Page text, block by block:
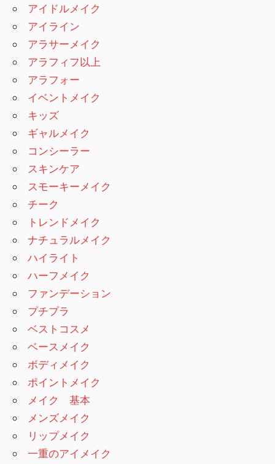
アイドルメイク
アイライン
アラサーメイク
アラフィフ以上
アラフォー
イベントメイク
キッズ
ギャルメイク
コンシーラー
スキンケア
スモーキーメイク
チーク
トレンドメイク
ナチュラルメイク
ハイライト
ハーフメイク
ファンデーション
プチプラ
ベストコスメ
ベースメイク
ボディメイク
ポイントメイク
メイク 基本
メンズメイク
リップメイク
一重のアイメイク